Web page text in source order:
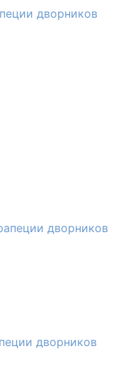
дворников
дворников